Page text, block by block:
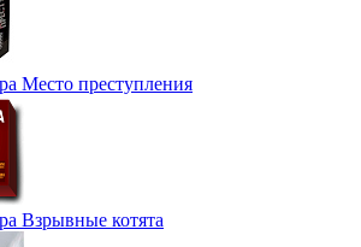
Место преступления
Взрывные котята